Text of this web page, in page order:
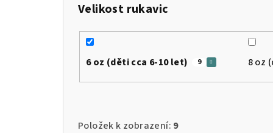
Velikost rukavic
6 oz (děti cca 6-10 let) 9 8 oz
Položek k zobrazení: 9